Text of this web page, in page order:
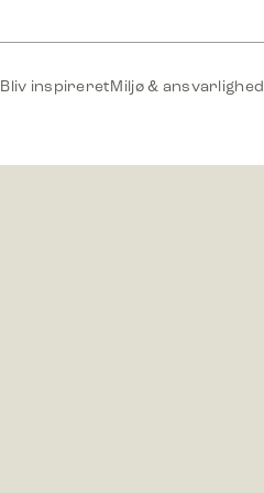
Bliv inspireret Miljø & ansvarlighed